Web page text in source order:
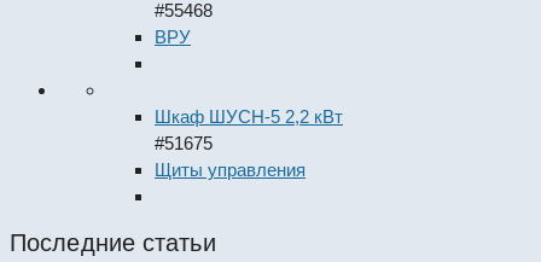
#55468
ВРУ
Шкаф ШУСН-5 2,2 кВт
#51675
Щиты управления
Последние статьи